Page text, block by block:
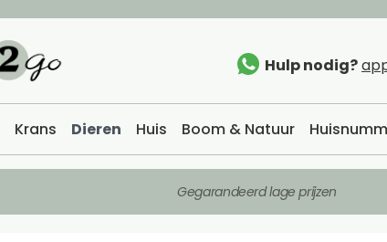
Hulp nodig?
Krans Dieren Huis Boom & Natuur
Gegarandeerd lage prijzen